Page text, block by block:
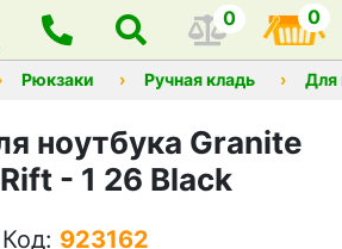
0 0
Рюкзаки Ручная кладь Для
ноутбука Granite
- 1 26 Black
Код: 923162